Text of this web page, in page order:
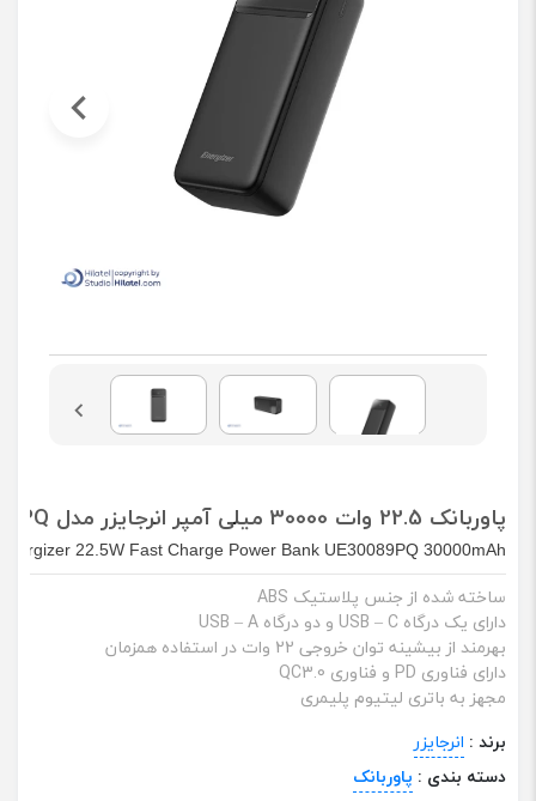
پاوربانک 22.5 وات 30000 میلی آمپر انرجایزر مدل UE30089PQ
22.5W Fast Charge Power Bank UE30089PQ 30000mAh
ساخته شده از جنس پلاستیک ABS
دارای یک درگاه USB – C و دو درگاه USB – A
بهرمند از بیشینه توان خروجی 22 وات در استفاده همزمان
دارای فناوری PD و فناوری QC3.0
مجهز به باتری لیتیوم پلیمری
برند : انرجایزر
دسته بندی : پاوربانک